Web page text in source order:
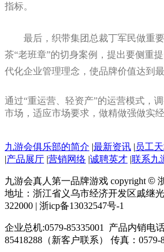
指标。
最后，织带集团总裁丁军民做重
茶“老班章”的切身案例，提出要侧重
代化企业管理理念，使品牌价值达到
通过“重运营、轻资产”的运营模式，
市场，适应市场要求，做精做强做实经
九游会俱乐部的简介 |最新资讯 | 员工
|产品展厅 |营销网络 |诚聘英才 |联系九
九游会真人第一品牌游戏 copyright ©
地址：浙江省义乌市经济开发区戚继光
322000 | 浙icp备13032547号-1
企业总机:0579-85335001 产品内销电
85418288（新客户联系） 传真：0579-